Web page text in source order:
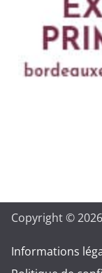
Copyright © 2026
Informations